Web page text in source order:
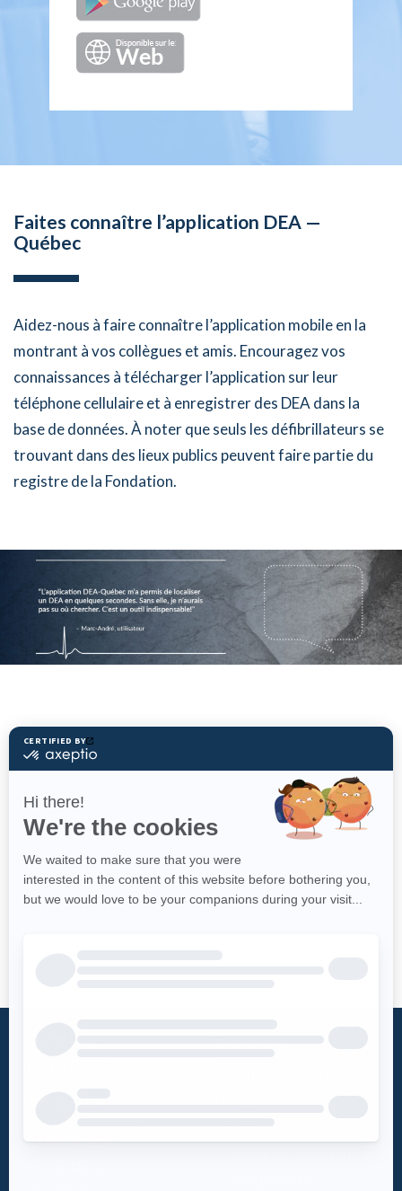
Faites connaître l’application DEA —
Québec
Aidez-nous à faire connaître l’application mobile en la
montrant à vos collègues et amis. Encouragez vos
connaissances à télécharger l’application sur leur
téléphone cellulaire et à enregistrer des DEA dans la
base de données. À noter que seuls les défibrillateurs se
trouvant dans des lieux publics peuvent faire partie du
registre de la Fondation.
Téléchargez